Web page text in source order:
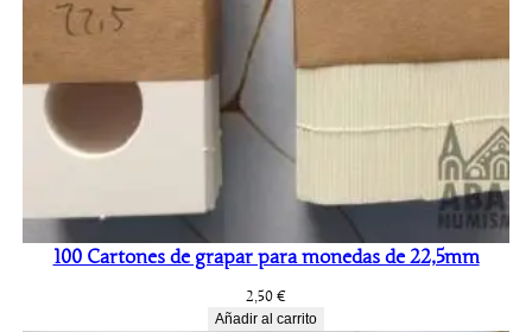
100 Cartones de grapar para monedas de 22,5mm
2,50 €
Añadir al carrito